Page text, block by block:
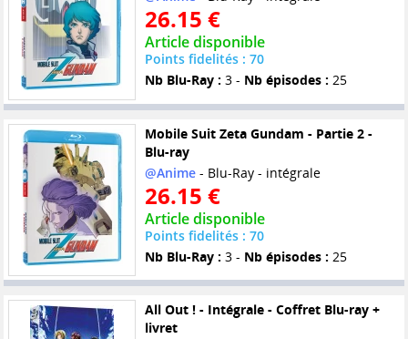
26.15 €
Article disponible
Points fidelités : 70
Nb Blu-Ray : 3 - Nb épisodes : 25
Mobile Suit Zeta Gundam - Partie 2 -
Blu-ray
@Anime- Blu-Ray - intégrale
26.15 €
Article disponible
Points fidelités : 70
Nb Blu-Ray : 3 - Nb épisodes : 25
All Out ! - Intégrale - Coffret Blu-ray +
livret